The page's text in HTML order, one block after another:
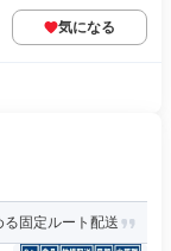
気になる
固定ルート配送